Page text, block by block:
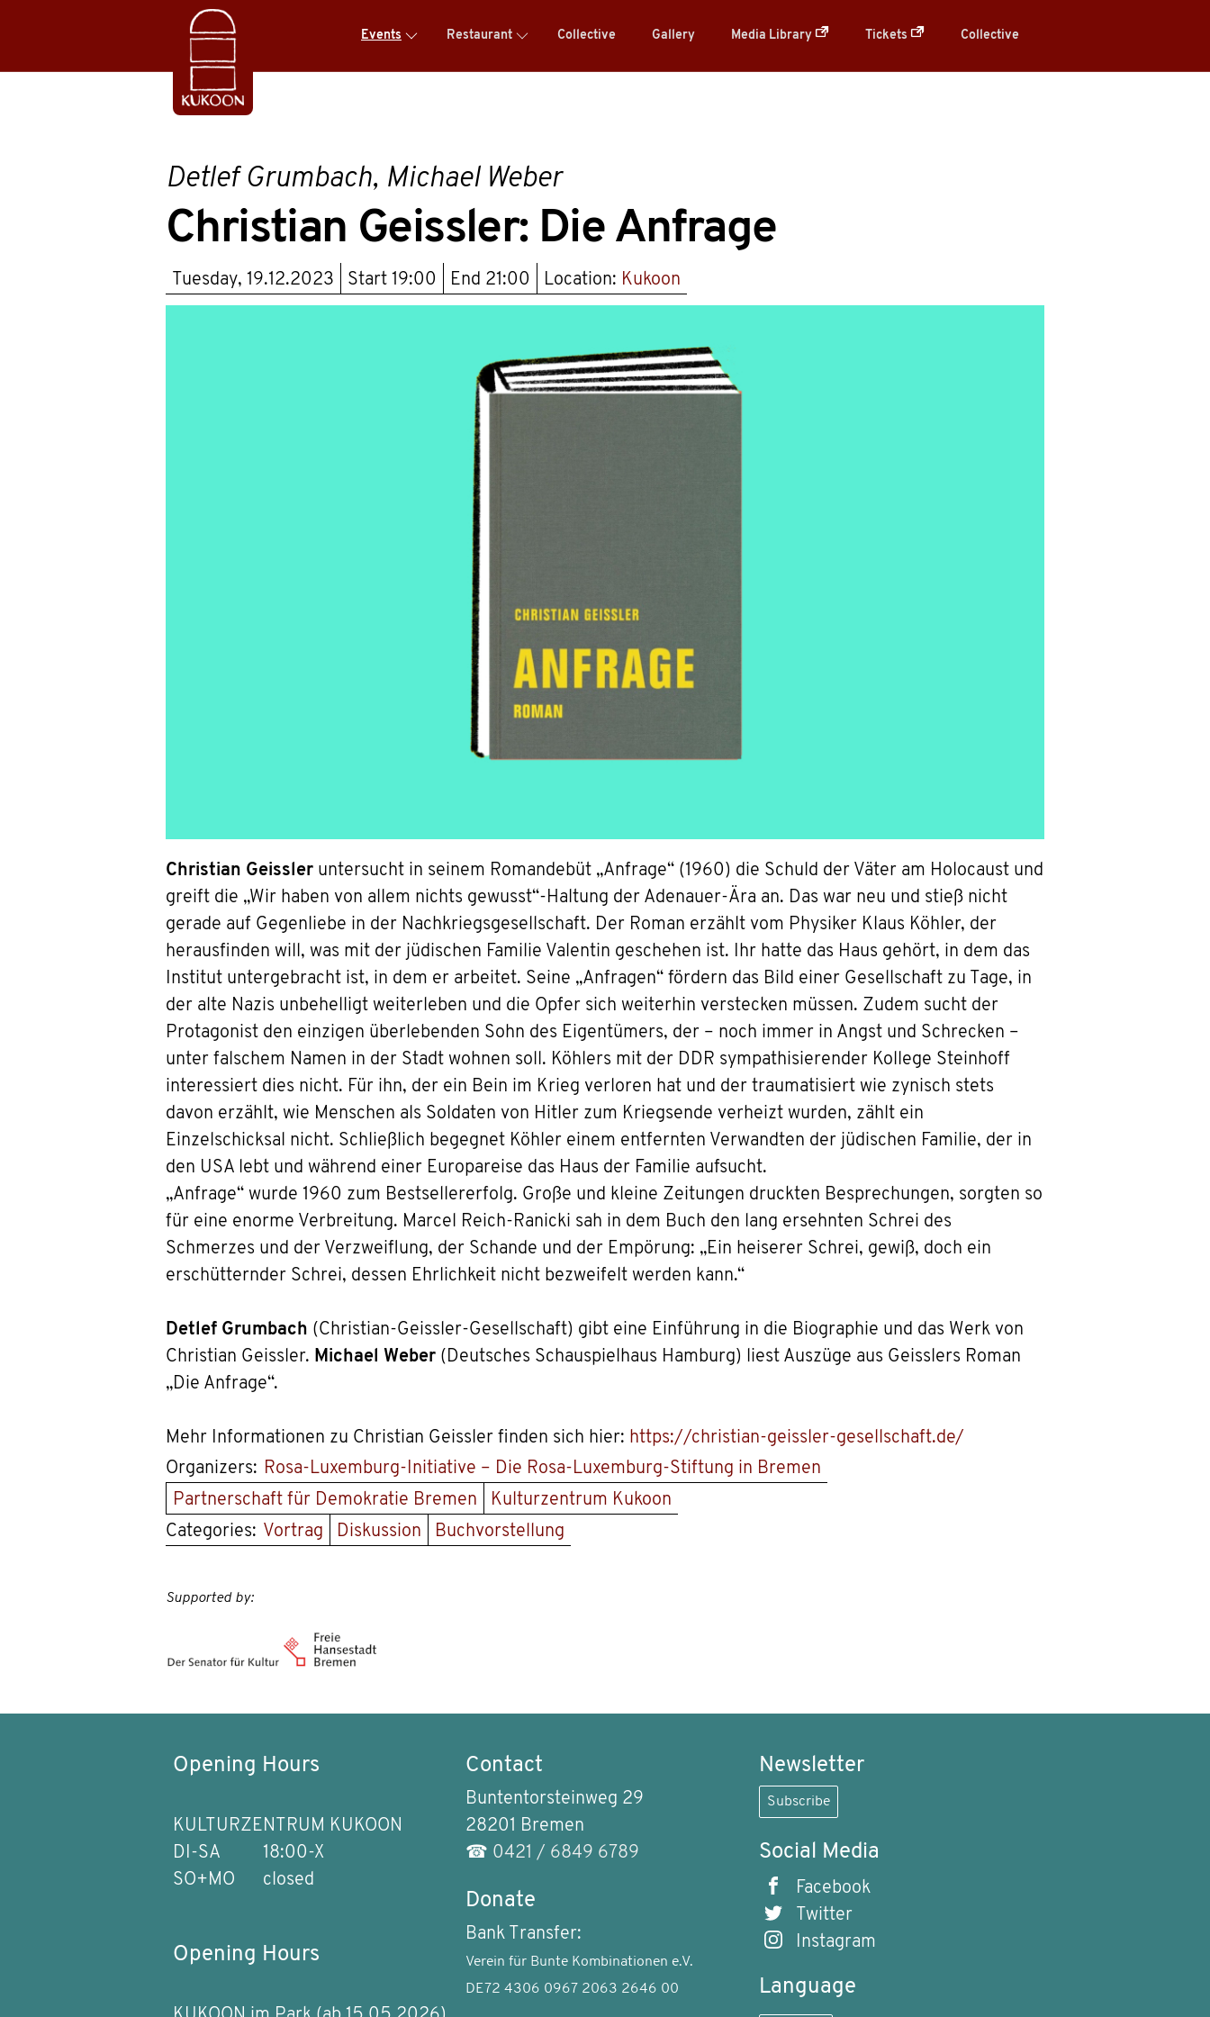
Events Restaurant Collective Gallery Media Library Tickets Collective
Detlef Grumbach, Michael Weber
Christian Geissler: Die Anfrage
Tuesday, 19.12.2023 Start 19:00 End 21:00 Location: Kukoon
Christian Geissler untersucht in seinem Romandebüt „Anfrage“ (1960) die Schuld der Väter am Holocaust und
greift die „Wir haben von allem nichts gewusst“-Haltung der Adenauer-Ära an. Das war neu und stieß nicht
gerade auf Gegenliebe in der Nachkriegsgesellschaft. Der Roman erzählt vom Physiker Klaus Köhler, der
herausfinden will, was mit der jüdischen Familie Valentin geschehen ist. Ihr hatte das Haus gehört, in dem das
Institut untergebracht ist, in dem er arbeitet. Seine „Anfragen“ fördern das Bild einer Gesellschaft zu Tage, in
der alte Nazis unbehelligt weiterleben und die Opfer sich weiterhin verstecken müssen. Zudem sucht der
Protagonist den einzigen überlebenden Sohn des Eigentümers, der – noch immer in Angst und Schrecken –
unter falschem Namen in der Stadt wohnen soll. Köhlers mit der DDR sympathisierender Kollege Steinhoff
interessiert dies nicht. Für ihn, der ein Bein im Krieg verloren hat und der traumatisiert wie zynisch stets
davon erzählt, wie Menschen als Soldaten von Hitler zum Kriegsende verheizt wurden, zählt ein
Einzelschicksal nicht. Schließlich begegnet Köhler einem entfernten Verwandten der jüdischen Familie, der in
den USA lebt und während einer Europareise das Haus der Familie aufsucht.
„Anfrage“ wurde 1960 zum Bestsellererfolg. Große und kleine Zeitungen druckten Besprechungen, sorgten so
für eine enorme Verbreitung. Marcel Reich-Ranicki sah in dem Buch den lang ersehnten Schrei des
Schmerzes und der Verzweiflung, der Schande und der Empörung: „Ein heiserer Schrei, gewiß, doch ein
erschütternder Schrei, dessen Ehrlichkeit nicht bezweifelt werden kann.“
Detlef Grumbach (Christian-Geissler-Gesellschaft) gibt eine Einführung in die Biographie und das Werk von
Christian Geissler. Michael Weber (Deutsches Schauspielhaus Hamburg) liest Auszüge aus Geisslers Roman
„Die Anfrage“.
Mehr Informationen zu Christian Geissler finden sich hier: https://christian-geissler-gesellschaft.de/
Organizers: Rosa-Luxemburg-Initiative – Die Rosa-Luxemburg-Stiftung in Bremen
Partnerschaft für Demokratie Bremen
Kulturzentrum Kukoon
Categories: Vortrag Diskussion Buchvorstellung
Supported by:
Opening Hours
KULTURZENTRUM KUKOON
DI-SA
18:00-X
SO+MO
closed
Opening Hours
Contact
Buntentorsteinweg 29
28201 Bremen
☎ 0421 / 6849 6789
Donate
Bank Transfer:
Verein für Bunte Kombinationen e.V.
DE72 4306 0967 2063 2646 00
Newsletter
Subscribe
Social Media
Facebook
Twitter
Instagram
Language